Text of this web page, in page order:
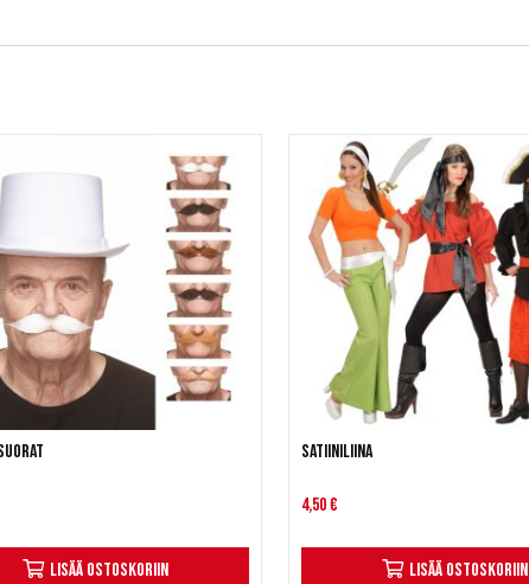
Lisää ostoskoriin
Satiiniliina
4,50 €
Lisää ostoskoriin